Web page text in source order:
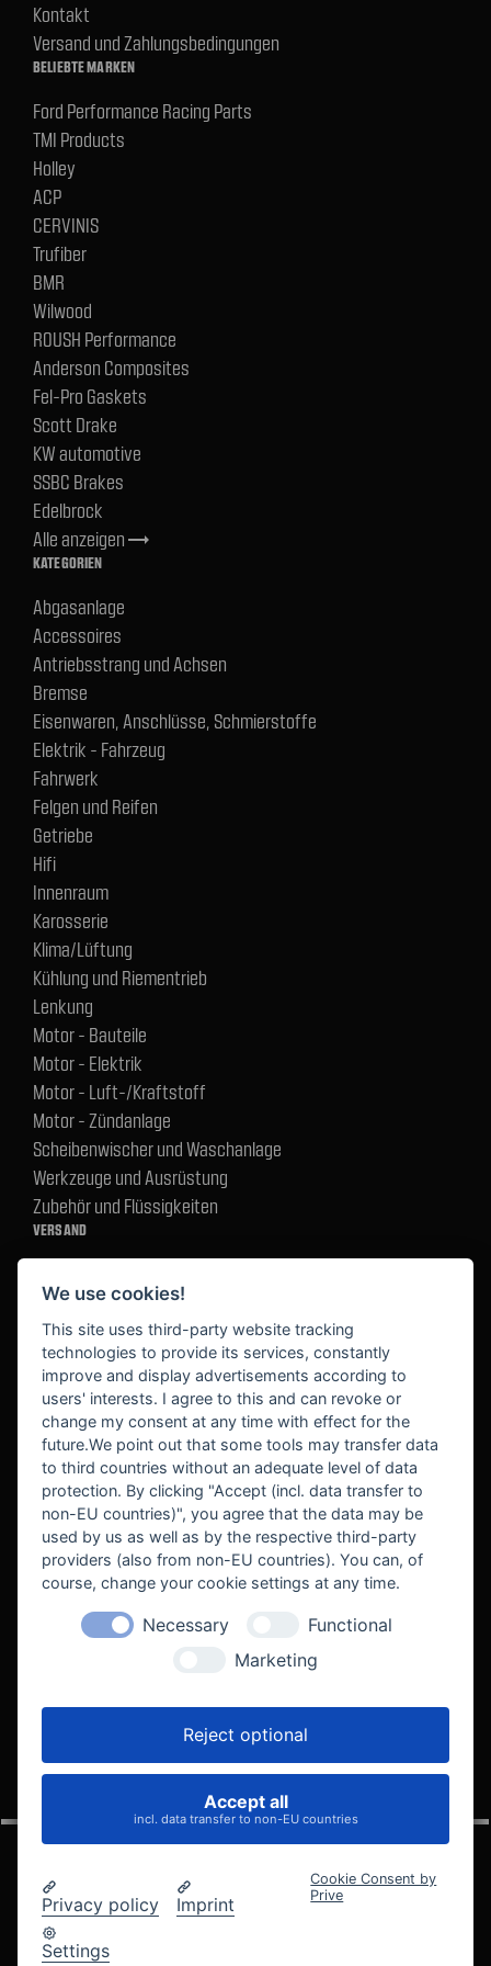
Kontakt
Versand und Zahlungsbedingungen
BELIEBTE MARKEN
Ford Performance Racing Parts
TMI Products
Holley
ACP
CERVINIS
Trufiber
BMR
Wilwood
ROUSH Performance
Anderson Composites
Fel-Pro Gaskets
Scott Drake
KW automotive
SSBC Brakes
Edelbrock
Alle anzeigentrending_flat
KATEGORIEN
Abgasanlage
Accessoires
Antriebsstrang und Achsen
Bremse
Eisenwaren, Anschlüsse, Schmierstoffe
Elektrik - Fahrzeug
Fahrwerk
Felgen und Reifen
Getriebe
Hifi
Innenraum
Karosserie
Klima/Lüftung
Kühlung und Riementrieb
Lenkung
Motor - Bauteile
Motor - Elektrik
Motor - Luft-/Kraftstoff
Motor - Zündanlage
Scheibenwischer und Waschanlage
Werkzeuge und Ausrüstung
Zubehör und Flüssigkeiten
VERSAND
BEKANNT AUS
VELOCITY AUTOMOTIVE
© 2005 - 2026 Velocity Automotive
We use cookies!
This site uses third-party website tracking
technologies to provide its services, constantly
improve and display advertisements according to
users' interests. I agree to this and can revoke or
change my consent at any time with effect for the
future.We point out that some tools may transfer data
to third countries without an adequate level of data
protection. By clicking "Accept (incl. data transfer to
non-EU countries)", you agree that the data may be
used by us as well as by the respective third-party
providers (also from non-EU countries). You can, of
course, change your cookie settings at any time.
Necessary
Functional
Marketing
Reject optional
Accept all
incl. data transfer to non-EU countries
Privacy policy Imprint
Settings
Cookie Consent by
Prive